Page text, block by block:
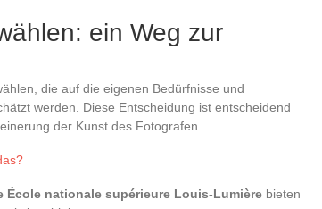
ein Weg zur
die auf die eigenen Bedürfnisse und
werden. Diese Entscheidung ist entscheidend
der Kunst des Fotografen.
École nationale supérieure Louis-Lumière bieten